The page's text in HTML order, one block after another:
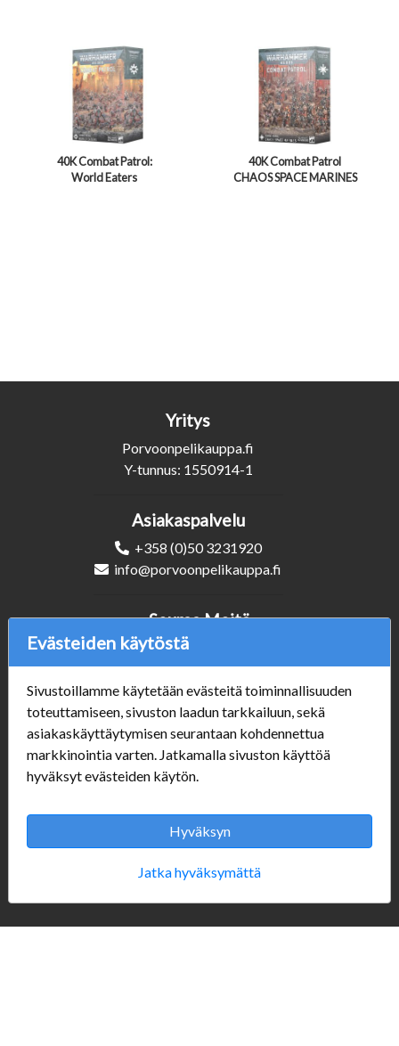
40K Combat Patrol:
World Eaters
40K Combat Patrol
CHAOS SPACE MARINES
Yritys
Porvoonpelikauppa.fi
Y-tunnus: 1550914-1
Asiakaspalvelu
+358 (0)50 3231920
info@porvoonpelikauppa.fi
Verkkokauppa
#Yhteiskuntavastuu
#porvoonsithlord
Tilaus- ja toimitusehdot
Mannerheiminkatu 10
Aukioloajat:
Seuraa Meitä
Evästeiden käytöstä
Sivustoillamme käytetään evästeitä toiminnallisuuden
toteuttamiseen, sivuston laadun tarkkailuun, sekä
asiakaskäyttäytymisen seurantaan kohdennettua
markkinointia varten. Jatkamalla sivuston käyttöä
hyväksyt evästeiden käytön.
Hyväksyn
Jatka hyväksymättä